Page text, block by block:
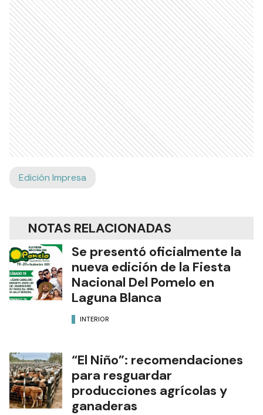
Edición Impresa
NOTAS RELACIONADAS
Se presentó oficialmente la
nueva edición de la Fiesta
Nacional Del Pomelo en
Laguna Blanca
INTERIOR
“El Niño”: recomendaciones
para resguardar
producciones agrícolas y
ganaderas